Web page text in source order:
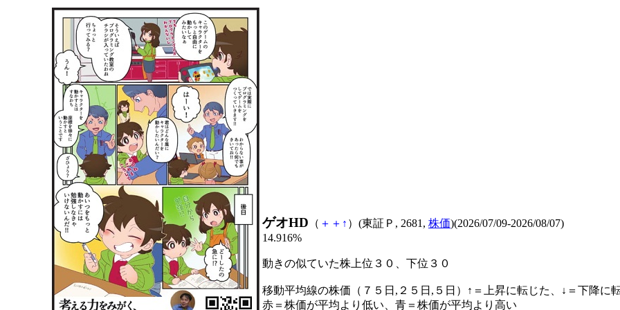
ゲオHD （ ＋ ＋ ↑ ）(東証Ｐ, 2681, 株価)(2026/07/09-2026/08/07)
14.916%
動きの似ていた株上位３０、下位３０
移動平均線の株価（７５日,２５日,５日）↑＝上昇に転じた、↓＝下降に
赤＝株価が平均より低い、青＝株価が平均より高い